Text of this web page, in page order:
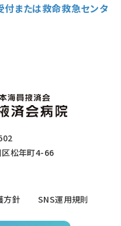
付または救命救急センタ
松年町4-66
方針 SNS運用規則